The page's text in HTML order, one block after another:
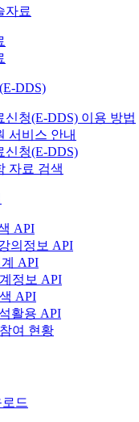
자료
DDS)
신청(E-DDS) 이용 방법
서비스 안내
신청(E-DDS)
자료 검색
API
의정보 API
API
정보 API
API
활용 API
여 현황
드